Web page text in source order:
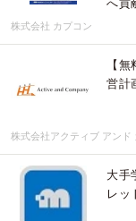
へ貢
株式会社 カプコン
【
営計
株式会社アクティブ アンド
大手
レッ